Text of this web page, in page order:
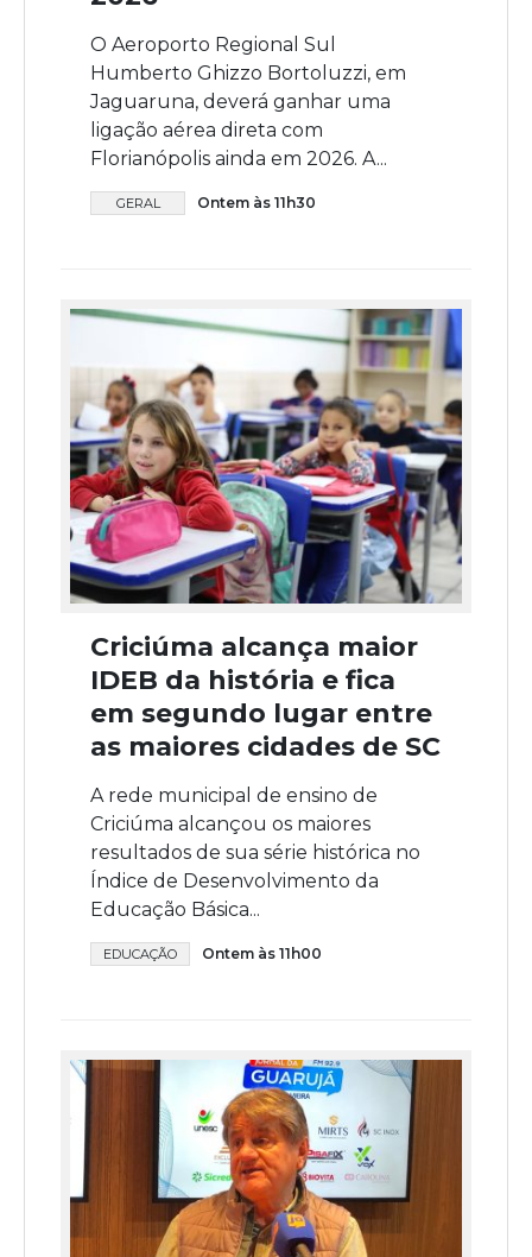
O Aeroporto Regional Sul
Humberto Ghizzo Bortoluzzi, em
Jaguaruna, deverá ganhar uma
ligação aérea direta com
Florianópolis ainda em 2026. A...
GERAL Ontem às 11h30
Criciúma alcança maior
IDEB da história e fica
em segundo lugar entre
as maiores cidades de SC
A rede municipal de ensino de
Criciúma alcançou os maiores
resultados de sua série histórica no
Índice de Desenvolvimento da
Educação Básica...
EDUCAÇÃO Ontem às 11h00